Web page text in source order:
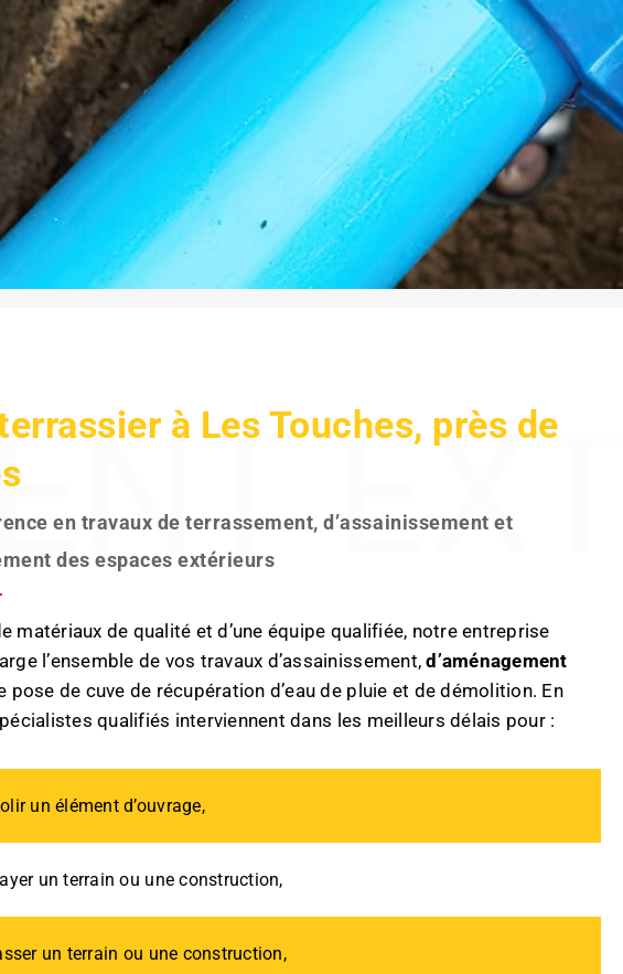
à Les Touches, près de
en travaux de terrassement, d’assainissement et
des espaces extérieurs
matériaux de qualité et d’une équipe qualifiée, notre entreprise
l’ensemble de vos travaux d’assainissement,d’aménagement
pose de cuve de récupération d’eau de pluie et de démolition. En
qualifiés interviennent dans les meilleurs délais pour :
un élément d’ouvrage,
un terrain ou une construction,
un terrain ou une construction,